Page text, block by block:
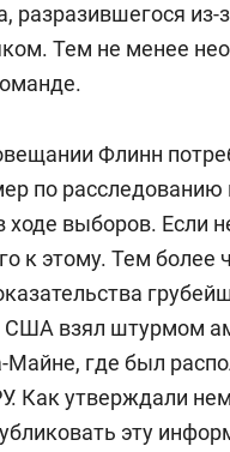
разразившегося
Тем не менее
Флинн
по
выборов. Если
к этому. Тем
США взял штурмом
Майне, где был
Как утверждали
эту